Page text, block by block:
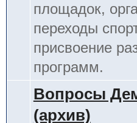
площадок,
переходы
присвоение
программ.
Вопросы
(архив)